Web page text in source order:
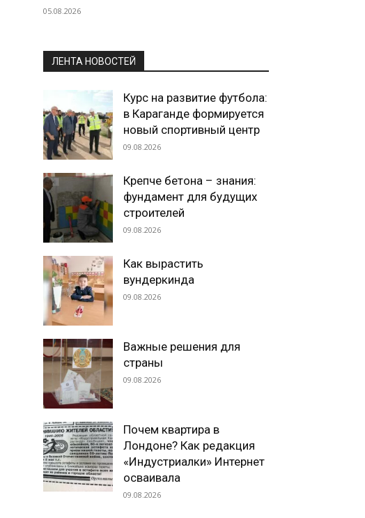
05.08.2026
ЛЕНТА НОВОСТЕЙ
Курс на развитие футбола:
в Караганде формируется
новый спортивный центр
09.08.2026
Крепче бетона – знания:
фундамент для будущих
строителей
09.08.2026
Как вырастить
вундеркинда
09.08.2026
Важные решения для
страны
09.08.2026
Почем квартира в
Лондоне? Как редакция
«Индустриалки» Интернет
осваивала
09.08.2026